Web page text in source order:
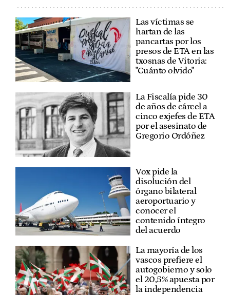
Las víctimas se
hartan de las
pancartas por los
presos de ETA en las
txosnas de Vitoria:
"Cuánto olvido"
La Fiscalía pide 30
de años de cárcel a
cinco exjefes de ETA
por el asesinato de
Gregorio Ordóñez
Vox pide la
disolución del
órgano bilateral
aeroportuario y
conocer el
contenido íntegro
del acuerdo
La mayoría de los
vascos prefiere el
autogobierno y solo
el 20,5% apuesta por
la independencia